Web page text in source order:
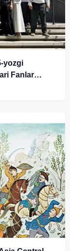
yozgi
Fanlar
uchun